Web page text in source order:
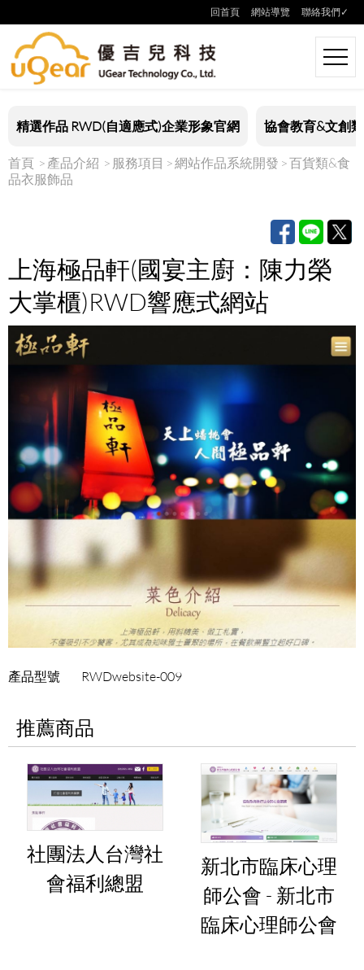
回首頁 網站導覽 聯絡我們✓
精選作品 RWD(自適應式)企業形象官網 協會教育&文創類
首頁 產品介紹 服務項目 網站作品系統開發
百貨類&食
品衣服飾品
上海極品軒(國宴主廚：陳力榮
大掌櫃)RWD響應式網站
產品型號 RWDwebsite-009
推薦商品
社團法人台灣社
會福利總盟
新北市臨床心理
師公會 - 新北市
臨床心理師公會